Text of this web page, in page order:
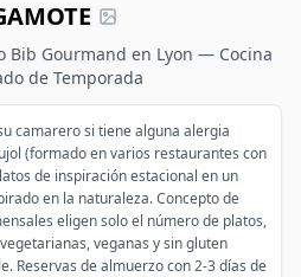
Bib Gourmand en Lyon — Cocina
de Temporada
camarero si tiene alguna alergia
(formado en varios restaurantes con
de inspiración estacional en un
en la naturaleza. Concepto de
eligen solo el número de platos,
veganas y sin gluten
Reservas de almuerzo con 2-3 días de